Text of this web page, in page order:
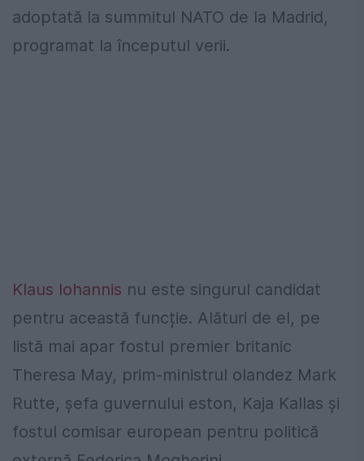
adoptată la summitul NATO de la Madrid,
programat la începutul verii.
Klaus Iohannis nu este singurul candidat
pentru această funcție. Alături de el, pe
listă mai apar fostul premier britanic
Theresa May, prim-ministrul olandez Mark
Rutte, şefa guvernului eston, Kaja Kallas și
fostul comisar european pentru politică